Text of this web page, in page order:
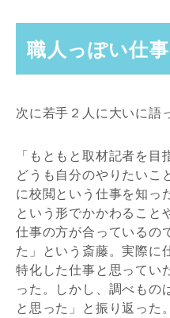
職人っぽい仕事
次に若手２人に大いに語
「もともと取材記者を目
どうも自分のやりたいこ
に校閲という仕事を知っ
という形でかかわること
仕事の方が合っているの
た」という斎藤。実際に
特化した仕事と思ってい
った。しかし、調べもの
と思った」と振り返った。